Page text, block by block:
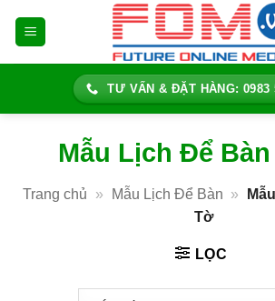
TƯ VẤN & ĐẶT HÀNG: 0983
Mẫu Lịch Để
Trang chủ » Mẫu Lịch Để Bàn »
Tờ
LỌC